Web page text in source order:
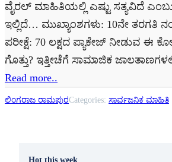
ವೈರಲ್ ಮಾಹಿತಿಯಲ್ಲಿ ಎಷ್ಟು ಸತ್ಯವಿದೆ
ಇಲ್ಲಿದೆ… ಮುಖ್ಯಾಂಶಗಳು: 10ನೇ ತರಗತಿ
ಪರೀಕ್ಷೆ: 70 ಲಕ್ಷದ ಪ್ಯಾಕೇಜ್ ನೀಡುವ ಈ
ಗೊತ್ತು? ಇತ್ತೀಚೆಗೆ ಸಾಮಾಜಿಕ
Read more..
ಲಿಂಗರಾಜ ರಾಮಪುರCategories: ಸಾರ್ವಜನಿಕ ಮಾಹಿತಿ
Hot this week